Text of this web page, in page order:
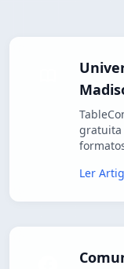
gratuita
Ler